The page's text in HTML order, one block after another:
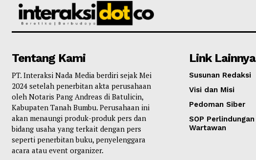
Tentang Kami
PT. Interaksi Nada Media berdiri sejak Mei
2024 setelah penerbitan akta perusahaan
oleh Notaris Pang Andreas di Batulicin,
Kabupaten Tanah Bumbu. Perusahaan ini
akan menaungi produk-produk pers dan
bidang usaha yang terkait dengan pers
seperti penerbitan buku, penyelenggara
acara atau event organizer.
Link Lainnya
Susunan Redaksi
Visi dan Misi
Pedoman Siber
SOP Perlindungan
Wartawan